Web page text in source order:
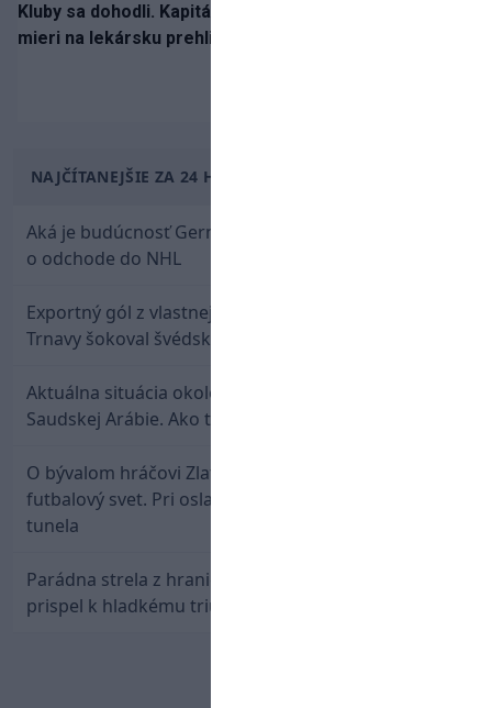
Kluby sa dohodli. Kapitán Sparty Praha Lukáš Haraslín
mieri na lekársku prehliadku
NAJČÍTANEJŠIE ZA 24 HODÍN
Aká je budúcnosť Gernáta a Pánika? Rusi špekulujú
o odchode do NHL
Exportný gól z vlastnej polovice: Bývalý útočník
Trnavy šokoval švédskeho giganta
Aktuálna situácia okolo prestupu Haraslína do
Saudskej Arábie. Ako to je?
O bývalom hráčovi Zlatých Moraviec hovorí celý
futbalový svet. Pri oslave gólu sa prepadol do
tunela
Parádna strela z hranice šestnástky: Rusnák
prispel k hladkému triumfu Seattlu